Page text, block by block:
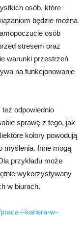
osób, które
będzie można
osób
stresem oraz
warunki przestrzeń
na funkcjonowanie
odpowiednio
sprawę z tego, jak
kolory powodują
myślenia. Inne mogą
przykładu może
wykorzystywany
w biurach.
i-kariera-w-